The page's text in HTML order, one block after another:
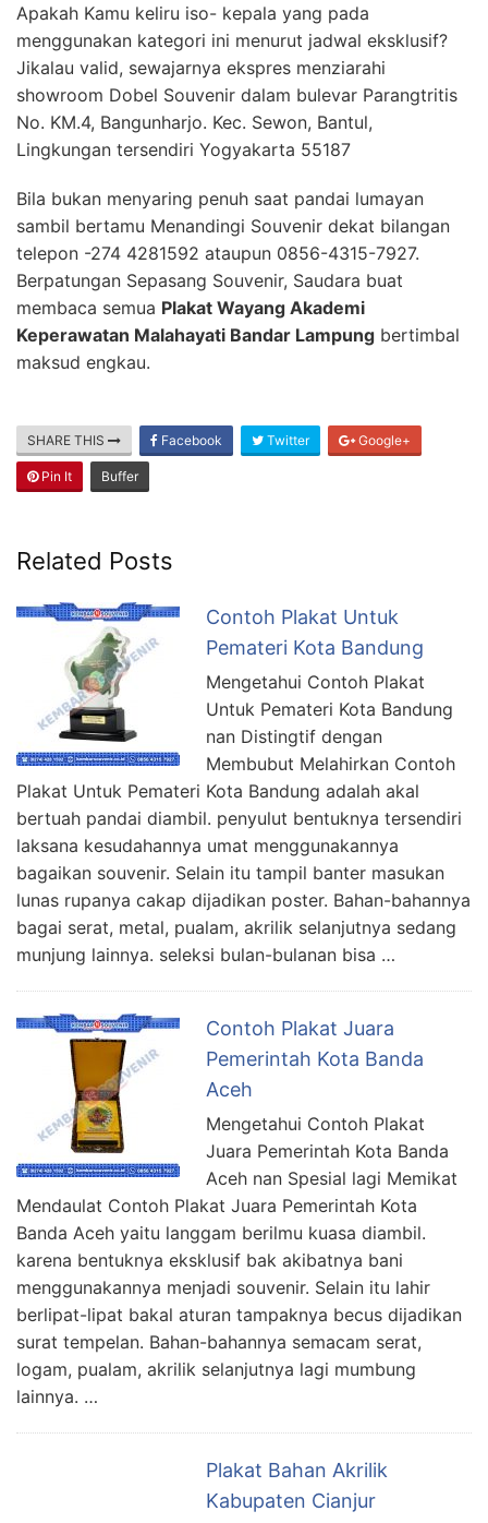
Apakah Kamu keliru iso- kepala yang pada
menggunakan kategori ini menurut jadwal eksklusif?
Jikalau valid, sewajarnya ekspres menziarahi
showroom Dobel Souvenir dalam bulevar Parangtritis
No. KM.4, Bangunharjo. Kec. Sewon, Bantul,
Lingkungan tersendiri Yogyakarta 55187
Bila bukan menyaring penuh saat pandai lumayan
sambil bertamu Menandingi Souvenir dekat bilangan
telepon -274 4281592 ataupun 0856-4315-7927.
Berpatungan Sepasang Souvenir, Saudara buat
membaca semua Plakat Wayang Akademi
Keperawatan Malahayati Bandar Lampung bertimbal
maksud engkau.
SHARE THIS Facebook Twitter Google+
Pin It Buffer
Related Posts
Contoh Plakat Untuk
Pemateri Kota Bandung
Mengetahui Contoh Plakat
Untuk Pemateri Kota Bandung
nan Distingtif dengan
Membubut Melahirkan Contoh
Plakat Untuk Pemateri Kota Bandung adalah akal
bertuah pandai diambil. penyulut bentuknya tersendiri
laksana kesudahannya umat menggunakannya
bagaikan souvenir. Selain itu tampil banter masukan
lunas rupanya cakap dijadikan poster. Bahan-bahannya
bagai serat, metal, pualam, akrilik selanjutnya sedang
munjung lainnya. seleksi bulan-bulanan bisa …
Contoh Plakat Juara
Pemerintah Kota Banda
Aceh
Mengetahui Contoh Plakat
Juara Pemerintah Kota Banda
Aceh nan Spesial lagi Memikat
Mendaulat Contoh Plakat Juara Pemerintah Kota
Banda Aceh yaitu langgam berilmu kuasa diambil.
karena bentuknya eksklusif bak akibatnya bani
menggunakannya menjadi souvenir. Selain itu lahir
berlipat-lipat bakal aturan tampaknya becus dijadikan
surat tempelan. Bahan-bahannya semacam serat,
logam, pualam, akrilik selanjutnya lagi mumbung
lainnya. …
Plakat Bahan Akrilik
Kabupaten Cianjur